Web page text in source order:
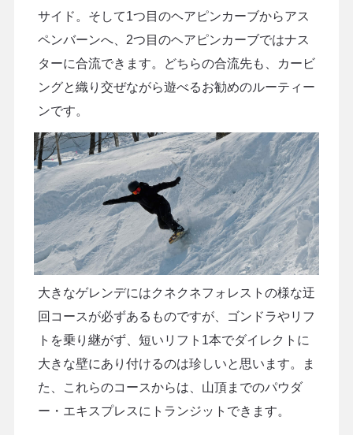
サイド。そして1つ目のヘアピンカーブからアス
ペンバーンへ、2つ目のヘアピンカーブではナス
ターに合流できます。どちらの合流先も、カービ
ングと織り交ぜながら遊べるお勧めのルーティー
ンです。
大きなゲレンデにはクネクネフォレストの様な迂
回コースが必ずあるものですが、ゴンドラやリフ
トを乗り継がず、短いリフト1本でダイレクトに
大きな壁にあり付けるのは珍しいと思います。ま
た、これらのコースからは、山頂までのパウダ
ー・エキスプレスにトランジットできます。